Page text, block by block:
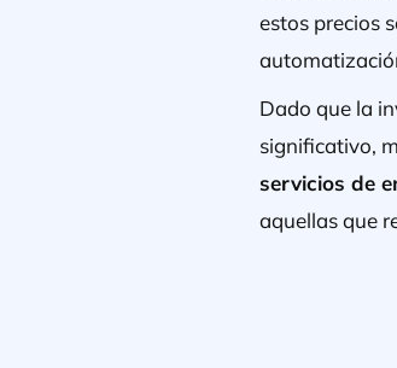
estos precios
Dado que la
significativo,
servicios de
aquellas que